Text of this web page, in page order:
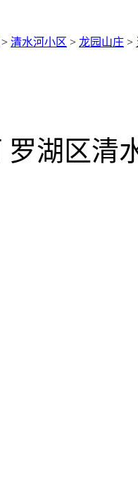
> 清水河小区 > 龙园山庄 >
罗湖区清